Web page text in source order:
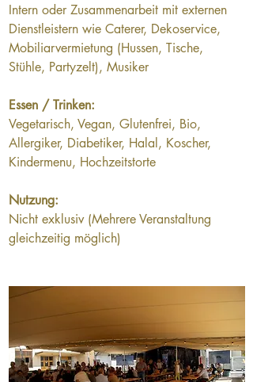
Intern oder Zusammenarbeit mit externen
Dienstleistern wie Caterer, Dekoservice,
Mobiliarvermietung (Hussen, Tische,
Stühle, Partyzelt), Musiker
Essen / Trinken:
Vegetarisch, Vegan, Glutenfrei, Bio,
Allergiker, Diabetiker, Halal, Koscher,
Kindermenu, Hochzeitstorte
Nutzung:
Nicht exklusiv (Mehrere Veranstaltung
gleichzeitig möglich)